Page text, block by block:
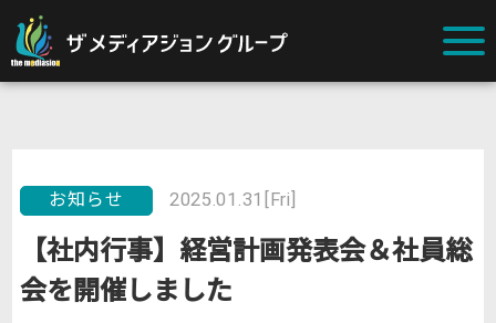
お知らせ 2025.01.31[Fri]
【社内行事】経営計画発表会＆社員総
会を開催しました